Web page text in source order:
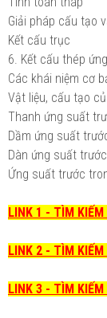
Giải pháp cấu tạo
Kết cấu trục
6. Kết cấu thép
Các khái niệm cơ
Vật liệu, cấu tạo
Thanh ứng suất
Dầm ứng suất
Dàn ứng suất
Ứng suất trước
LINK 1 - TÌM
LINK 2 - TÌM
LINK 3 - TÌM